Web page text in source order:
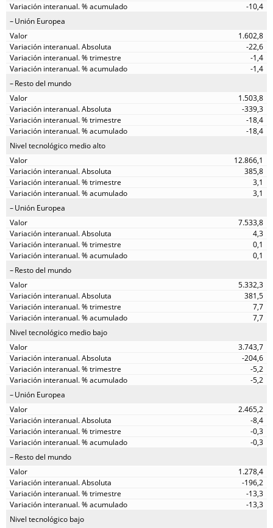
-10,4
Unión Europea
1.602,8
-22,6
-1,4
-1,4
Resto del mundo
1.503,8
-339,3
-18,4
-18,4
Nivel tecnológico medio alto
12.866,1
385,8
3,1
3,1
Unión Europea
7.533,8
4,3
0,1
0,1
Resto del mundo
5.332,3
381,5
7,7
7,7
Nivel tecnológico medio bajo
3.743,7
-204,6
-5,2
-5,2
Unión Europea
2.465,2
-8,4
-0,3
-0,3
Resto del mundo
1.278,4
-196,2
-13,3
-13,3
Nivel tecnológico bajo